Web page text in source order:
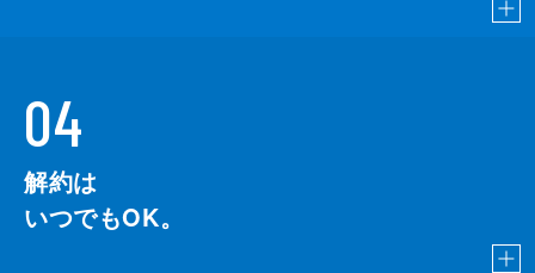
04
解約は
いつでもOK。